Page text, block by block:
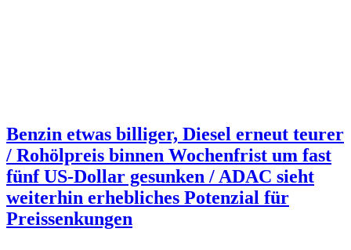
Benzin etwas billiger, Diesel erneut teurer
/ Rohölpreis binnen Wochenfrist um fast
fünf US-Dollar gesunken / ADAC sieht
weiterhin erhebliches Potenzial für
Preissenkungen